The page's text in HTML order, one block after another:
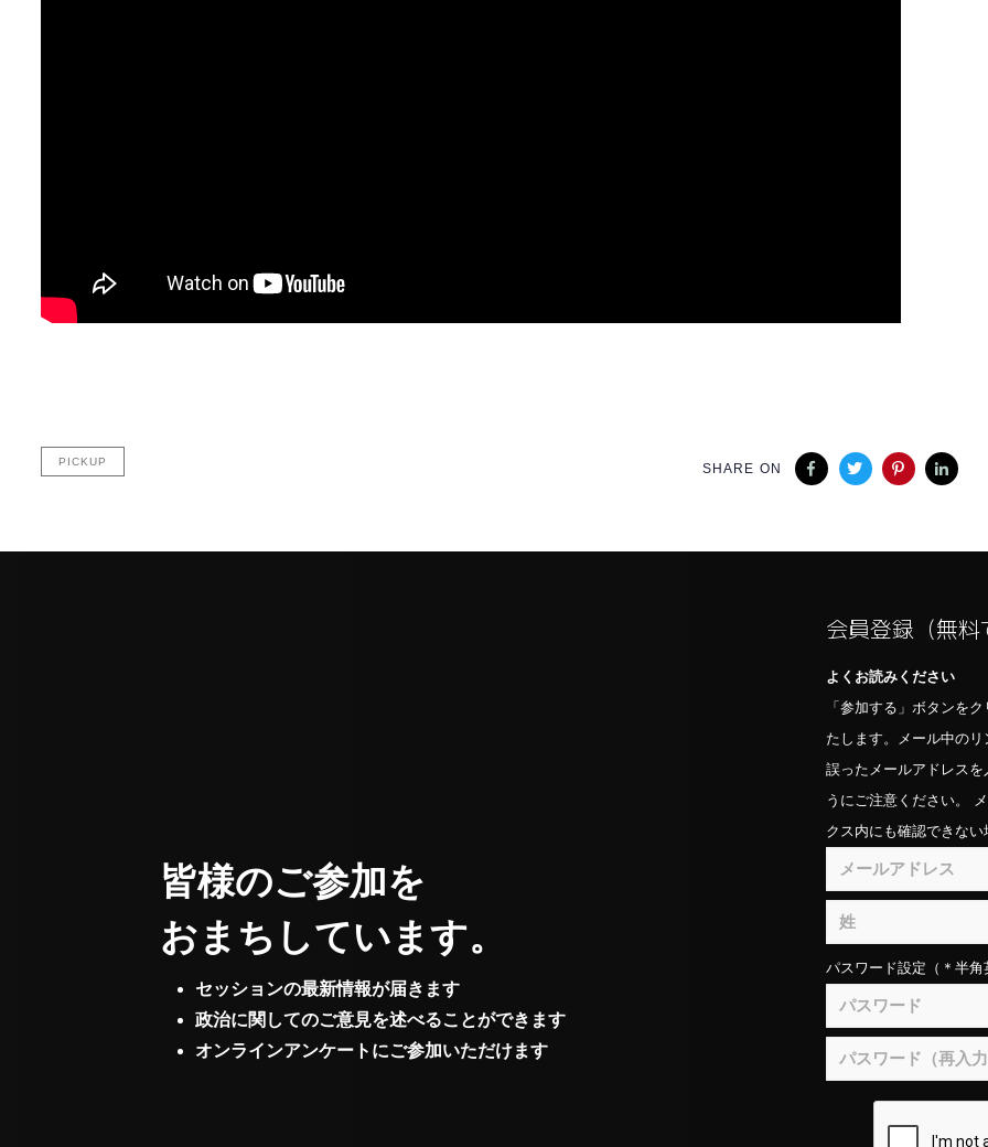
PICKUP SHARE ON
皆様のご参加を
おまちしています。
セッションの最新情報が届きます
政治に関してのご意見を述べることができます
オンラインアンケートにご参加いただけます
会員登録（無料
よくお読みください
「参加する」ボタンを
たします。メール中の
誤ったメールアドレス
うにご注意ください。
クス内にも確認できな
パスワード設定（＊半